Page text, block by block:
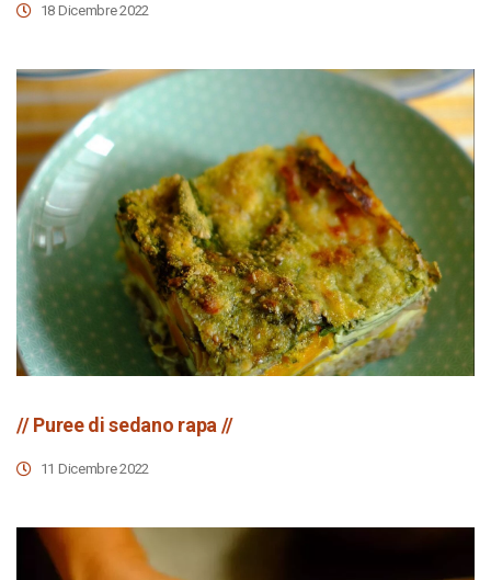
18 Dicembre 2022
// Puree di sedano rapa //
11 Dicembre 2022